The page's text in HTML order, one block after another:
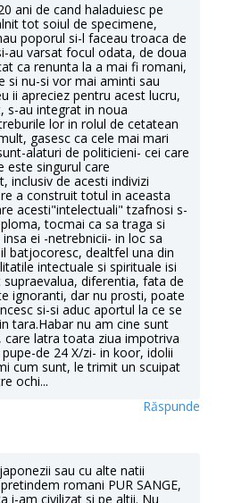
ani de cand haladuiesc pe
tot soiul de specimene,
poporul si-l faceau troaca de
au varsat focul odata, de doua
ca renunta la a mai fi romani,
si nu-si vor mai aminti sau
ii apreciez pentru acest lucru,
s-au integrat in noua
lor in rolul de cetatean
gasesc ca cele mai mari
alaturi de politicieni- cei care
este singurul care
inclusiv de acesti indivizi
a construit totul in aceasta
acesti"intelectuali" tzafnosi s-
tocmai ca sa traga si
ei -netrebnicii- in loc sa
batjocoresc, dealtfel una din
intectuale si spirituale isi
diferentia, fata de
ignoranti, dar nu prosti, poate
si-si aduc aportul la ce se
tara.Habar nu am cine sunt
care latra toata ziua impotriva
de 24 X/zi- in koor, idolii
cum sunt, le trimit un scuipat
ochi...
Răspunde
sau cu alte natii
romani PUR SANGE,
i-am civilizat si pe altii. Nu